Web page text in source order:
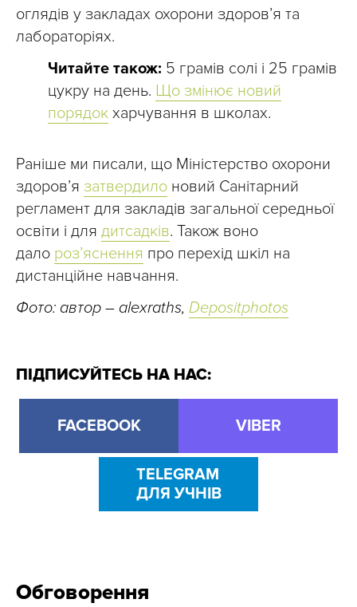
оглядів у закладах охорони здоров’я та
лабораторіях.
Читайте також: 5 грамів солі і 25 грамів
цукру на день. Що змінює новий
порядок харчування в школах.
Раніше ми писали, що Міністерство охорони
здоров’я затвердило новий Санітарний
регламент для закладів загальної середньої
освіти і для дитсадків. Також воно
дало роз’яснення про перехід шкіл на
дистанційне навчання.
Фото: автор – alexraths, Depositphotos
ПІДПИСУЙТЕСЬ НА НАС:
FACEBOOK VIBER
TELEGRAM
ДЛЯ УЧНІВ
Обговорення